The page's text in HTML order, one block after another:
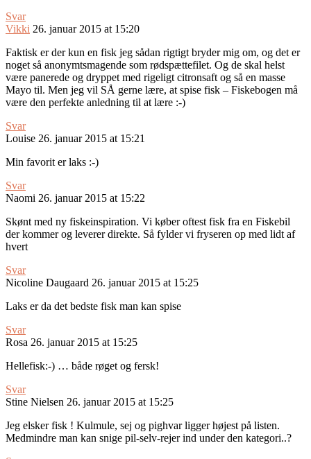
Svar
Vikki 26. januar 2015 at 15:20
Faktisk er der kun en fisk jeg sådan rigtigt bryder mig om, og det er
noget så anonymtsmagende som rødspættefilet. Og de skal helst
være panerede og dryppet med rigeligt citronsaft og så en masse
Mayo til. Men jeg vil SÅ gerne lære, at spise fisk – Fiskebogen må
være den perfekte anledning til at lære :-)
Svar
Louise 26. januar 2015 at 15:21
Min favorit er laks :-)
Svar
Naomi 26. januar 2015 at 15:22
Skønt med ny fiskeinspiration. Vi køber oftest fisk fra en Fiskebil
der kommer og leverer direkte. Så fylder vi fryseren op med lidt af
hvert
Svar
Nicoline Daugaard 26. januar 2015 at 15:25
Laks er da det bedste fisk man kan spise
Svar
Rosa 26. januar 2015 at 15:25
Hellefisk:-) … både røget og fersk!
Svar
Stine Nielsen 26. januar 2015 at 15:25
Jeg elsker fisk ! Kulmule, sej og pighvar ligger højest på listen.
Medmindre man kan snige pil-selv-rejer ind under den kategori..?